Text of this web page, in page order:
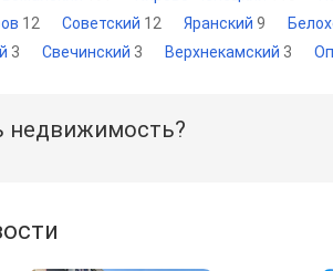
12 Советский 12 Яранский 9
3 Свечинский 3 Верхнекамский 3
недвижимость?